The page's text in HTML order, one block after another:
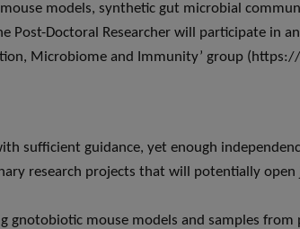
models, synthetic gut microbial
Post-Doctoral Researcher will participate in
Microbiome and Immunity’ group
sufficient guidance, yet enough
research projects that will potentially
gnotobiotic mouse models and samples from